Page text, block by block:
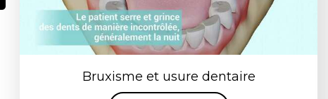
Bruxisme et usure dentaire